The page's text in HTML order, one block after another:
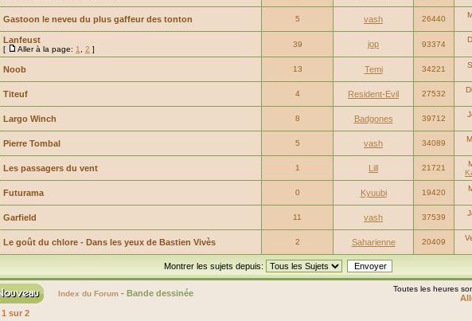
Gastoon le neveu du plus gaffeur des tonton 5 vash 26440
Lanfeust
[ Aller à la page: 1 2 ]
39 jop 93374
Noob 13 Temi 34221
Titeuf 4 Resident-Evil 27532
Largo Winch 8 Badgones 39712
Pierre Tombal 5 vash 34089
Les passagers du vent 1 Lill 21721
Futurama 0 Kyuubi 19420
Garfield 11 vash 37539
Le goût du chlore - Dans les yeux de Bastien Vivès 2 Saharienne 20409
Montrer les sujets depuis:
Index du Forum - Bande dessinée Toutes les heures
1 sur 2